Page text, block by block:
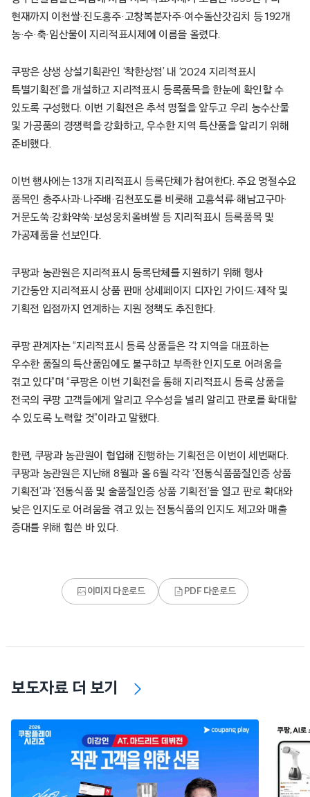
현재까지 이천쌀·진도홍주·고창복분자주·여수돌산갓김치 등 192개
농·수·축·임산물이 지리적표시제에 이름을 올렸다.
쿠팡은 상생 상설기획관인 ‘착한상점’ 내 ‘2024 지리적표시
특별기획전’을 개설하고 지리적표시 등록품목을 한눈에 확인할 수
있도록 구성했다. 이번 기획전은 추석 명절을 앞두고 우리 농수산물
및 가공품의 경쟁력을 강화하고, 우수한 지역 특산품을 알리기 위해
준비했다.
이번 행사에는 13개 지리적표시 등록단체가 참여한다. 주요 명절수요
품목인 충주사과·나주배·김천포도를 비롯해 고흥석류·해남고구마·
거문도쑥·강화약쑥·보성웅치올벼쌀 등 지리적표시 등록품목 및
가공제품을 선보인다.
쿠팡과 농관원은 지리적표시 등록단체를 지원하기 위해 행사
기간동안 지리적표시 상품 판매 상세페이지 디자인 가이드·제작 및
기획전 입점까지 연계하는 지원 정책도 추진한다.
쿠팡 관계자는 “지리적표시 등록 상품들은 각 지역을 대표하는
우수한 품질의 특산품임에도 불구하고 부족한 인지도로 어려움을
겪고 있다”며 “쿠팡은 이번 기획전을 통해 지리적표시 등록 상품을
전국의 쿠팡 고객들에게 알리고 우수성을 널리 알리고 판로를 확대할
수 있도록 노력할 것”이라고 말했다.
한편, 쿠팡과 농관원이 협업해 진행하는 기획전은 이번이 세번째다.
쿠팡과 농관원은 지난해 8월과 올 6월 각각 ‘전통식품품질인증 상품
기획전’과 ‘전통식품 및 술품질인증 상품 기획전’을 열고 판로 확대와
낮은 인지도로 어려움을 겪고 있는 전통식품의 인지도 제고와 매출
증대를 위해 힘쓴 바 있다.
이미지 다운로드 PDF 다운로드
보도자료 더 보기